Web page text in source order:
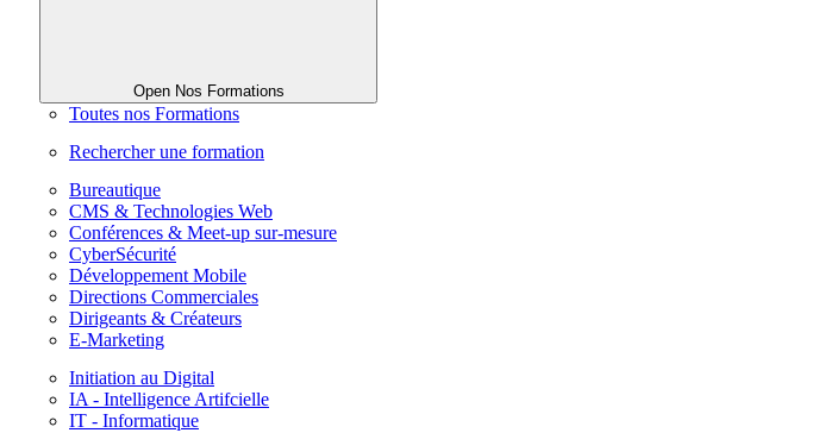
Open Nos Formations
Toutes nos Formations
Rechercher une formation
Bureautique
CMS & Technologies Web
Conférences & Meet-up sur-mesure
CyberSécurité
Développement Mobile
Directions Commerciales
Dirigeants & Créateurs
E-Marketing
Initiation au Digital
IA - Intelligence Artifcielle
IT - Informatique